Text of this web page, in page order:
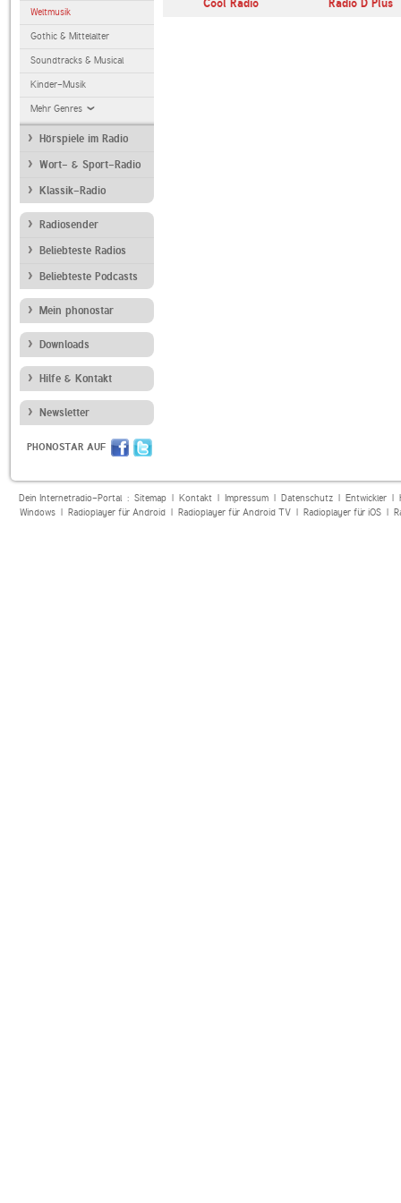
Weltmusik
Gothic & Mittelalter
Soundtracks & Musical
Kinder-Musik
Mehr Genres
Hörspiele im Radio
Wort- & Sport-Radio
Klassik-Radio
Radiosender
Beliebteste Radios
Beliebteste Podcasts
Mein phonostar
Downloads
Hilfe & Kontakt
Newsletter
PHONOSTAR AUF
Cool Radio Radio D Plus
Dein Internetradio-Portal : Sitemap| Kontakt| Impressum| Datenschutz| Entwickler|
Windows| Radioplayer für Android| Radioplayer für Android TV| Radioplayer für iOS|